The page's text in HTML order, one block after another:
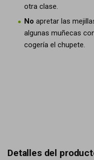
otra clase.
No apretar las
algunas muñecas
cogería el chupete.
Detalles del